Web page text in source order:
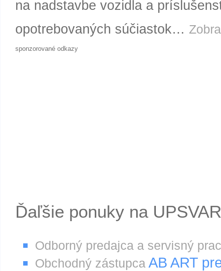
na nadstavbe vozidla a
opotrebovaných súčiastok…
sponzorované odkazy
Ďaľšie ponuky na
Odborný predajca a servisný
Obchodný zástupca AB ART